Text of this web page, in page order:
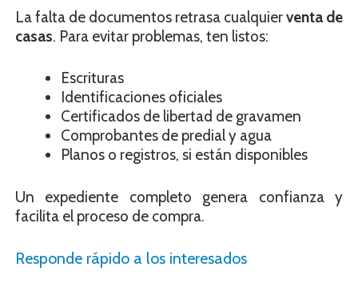
La falta de documentos retrasa cualquierventa de
casas. Para evitar problemas, ten listos:
Escrituras
Identificaciones oficiales
Certificados de libertad de gravamen
Comprobantes de predial y agua
Planos o registros, si están disponibles
Un expediente completo genera confianza y
facilita el proceso de compra.
Responde rápido a los interesados